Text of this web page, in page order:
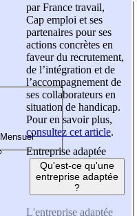
par France travail,
Cap emploi et ses
partenaires pour ses
actions concrètes en
faveur du recrutement,
de l’intégration et de
l’accompagnement de
ses collaborateurs en
situation de handicap.
Pour en savoir plus,
consultez cet article.
Entreprise adaptée
Qu'est-ce qu'une
entreprise adaptée
?
L'entreprise adaptée